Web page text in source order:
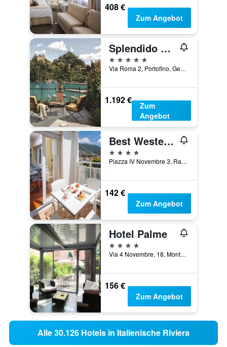
408 €
Zum Angebot
Splendido Mare, A Belmond Hotel, Portofino
5 Sterne
Via Roma 2, Portofino, Genoa, Italien
1.192 €
Zum
Angebot
Best Western Plus Tigullio Royal Hotel
4 Sterne
Piazza IV Novembre 3, Rapallo, Genoa, Italien
142 €
Zum Angebot
Hotel Palme
4 Sterne
Via 4 Novembre, 18, Monterosso al Mare, La Spezia, Italien
156 €
Zum Angebot
Alle 30.126 Hotels in Italienische Riviera